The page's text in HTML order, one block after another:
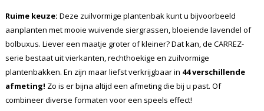
Ruime keuze: Deze zuilvormige plantenbak kunt u bijvoorbeeld
aanplanten met mooie wuivende siergrassen, bloeiende lavendel of
bolbuxus. Liever een maatje groter of kleiner? Dat kan, de CARREZ-
serie bestaat uit vierkanten, rechthoekige en zuilvormige
plantenbakken. En zijn maar liefst verkrijgbaar in 44 verschillende
afmeting! Zo is er bijna altijd een afmeting die bij u past. Of
combineer diverse formaten voor een speels effect!